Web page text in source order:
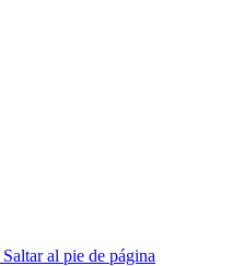
Saltar al pie de página